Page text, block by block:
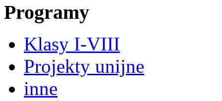
Programy
Klasy I-VIII
Projekty unijne
inne